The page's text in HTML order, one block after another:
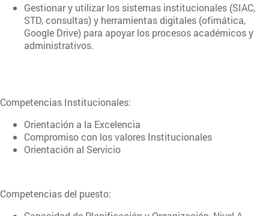
Gestionar y utilizar los sistemas institucionales (SIAC,
STD, consultas) y herramientas digitales (ofimática,
Google Drive) para apoyar los procesos académicos y
administrativos.
Competencias Institucionales:
Orientación a la Excelencia
Compromiso con los valores Institucionales
Orientación al Servicio
Competencias del puesto: